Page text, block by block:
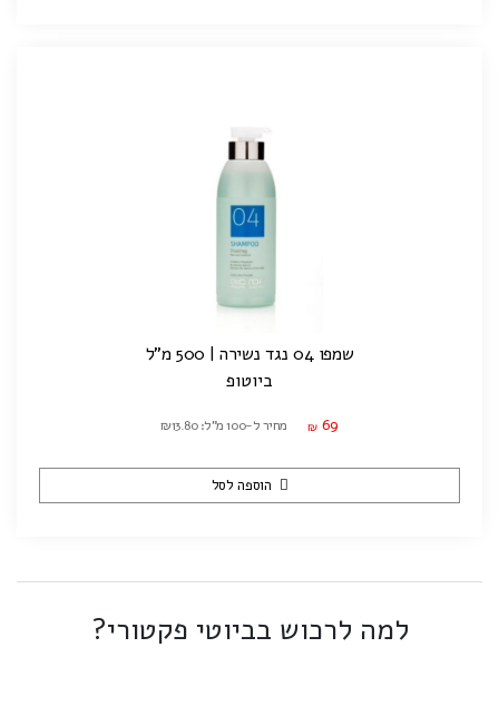
שמפו 04 נגד נשירה | 500 מ"ל
ביוטופ
₪ 69 מחיר ל-100 מ"ל: ₪13.80
הוספה לסל
למה לרכוש בביוטי פקטורי?